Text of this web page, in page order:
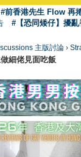
#前香港先生 Flow 再
#【恐同矮仔】擾
主版討論 ›
細佬見面吃飯